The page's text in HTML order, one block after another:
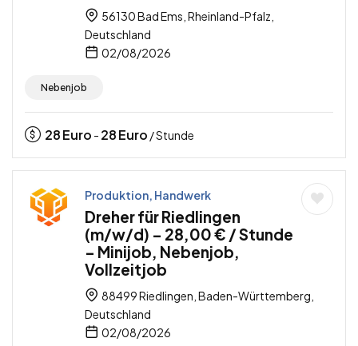
56130 Bad Ems, Rheinland-Pfalz,
Deutschland
02/08/2026
Nebenjob
28Euro - 28Euro / Stunde
Produktion, Handwerk
Dreher für Riedlingen
(m/w/d) – 28,00 € / Stunde
– Minijob, Nebenjob,
Vollzeitjob
88499 Riedlingen, Baden-Württemberg,
Deutschland
02/08/2026